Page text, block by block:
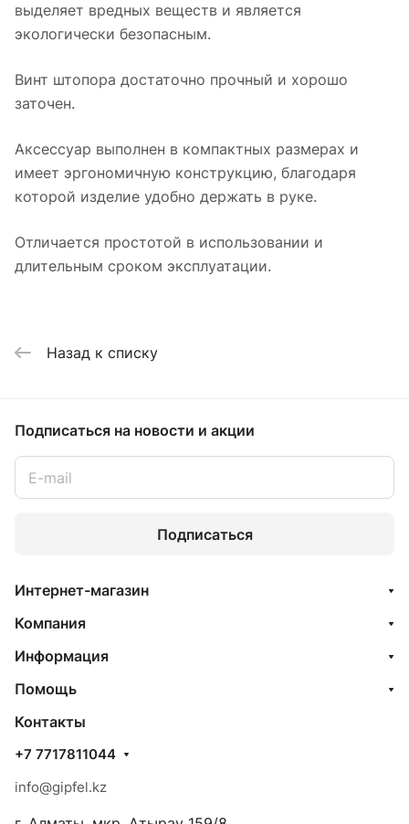
выделяет вредных веществ и является
экологически безопасным.
Винт штопора достаточно прочный и хорошо
заточен.
Аксессуар выполнен в компактных размерах и
имеет эргономичную конструкцию, благодаря
которой изделие удобно держать в руке.
Отличается простотой в использовании и
длительным сроком эксплуатации.
Назад к списку
Подписаться на новости и акции
Подписаться
Интернет-магазин
Компания
Информация
Помощь
Контакты
+7 7717811044
info@gipfel.kz